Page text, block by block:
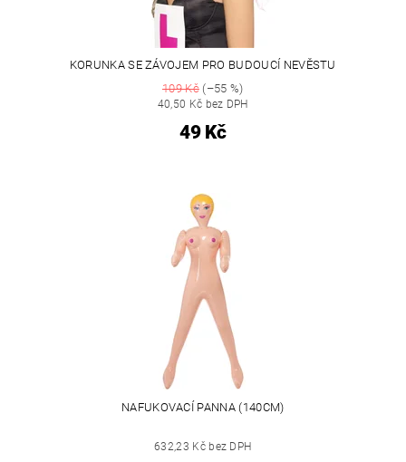
KORUNKA SE ZÁVOJEM PRO BUDOUCÍ NEVĚSTU
109 Kč(–55 %)
40,50 Kč bez DPH
49 Kč
NAFUKOVACÍ PANNA (140CM)
632,23 Kč bez DPH